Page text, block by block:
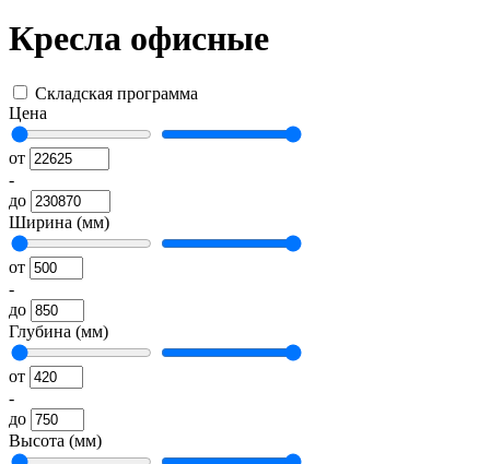
Кресла офисные
Складская программа
Цена
от
-
до
Ширина (мм)
от
-
до
Глубина (мм)
от
-
до
Высота (мм)